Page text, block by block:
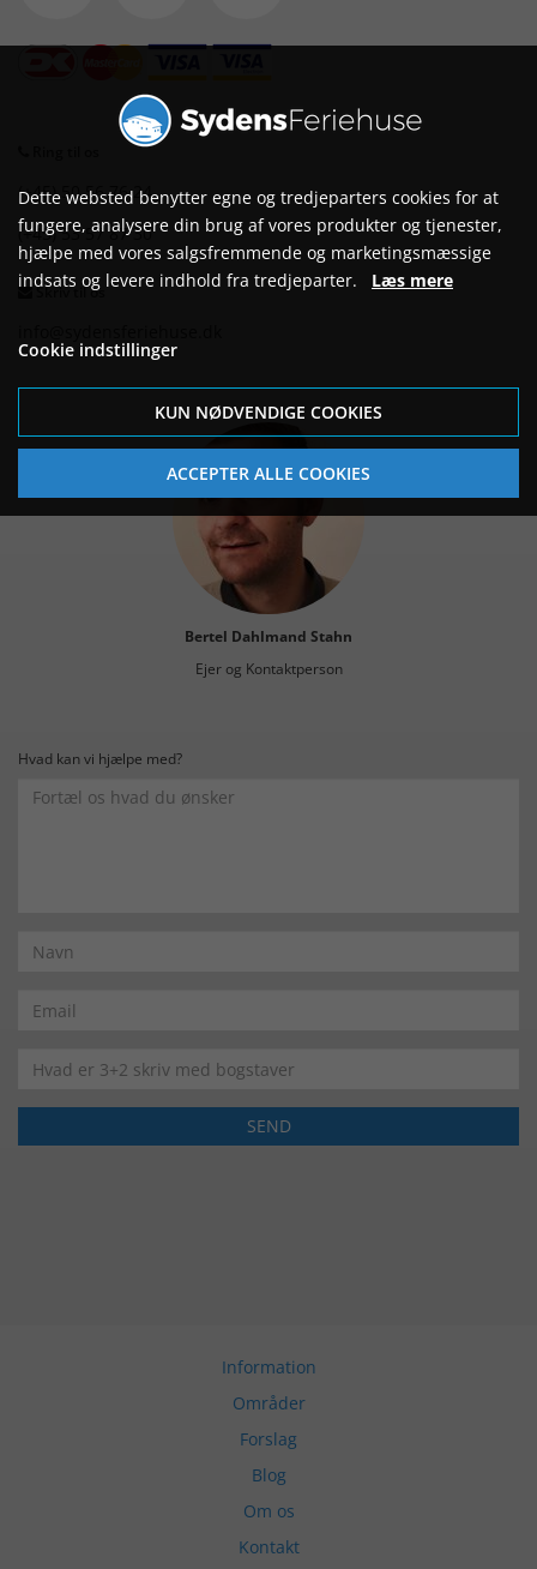
(+45) 50 56 76 24
(+45) 53 57 87 30
Skriv til os
Bertel Dahlmand Stahn
Ejer og Kontaktperson
Hvad kan vi hjælpe med?
Information
Områder
Forslag
Blog
Om os
Kontakt
Dette websted benytter egne og tredjeparters cookies for at
fungere, analysere din brug af vores produkter og tjenester,
hjælpe med vores salgsfremmende og marketingsmæssige
indsats og levere indhold fra tredjeparter. Læs mere
Cookie indstillinger
KUN NØDVENDIGE COOKIES
ACCEPTER ALLE COOKIES